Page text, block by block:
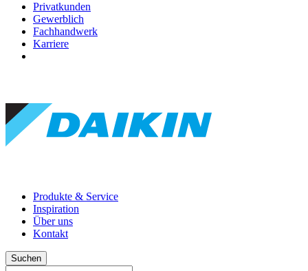
Privatkunden
Gewerblich
Fachhandwerk
Karriere
Produkte & Service
Inspiration
Über uns
Kontakt
Suchen